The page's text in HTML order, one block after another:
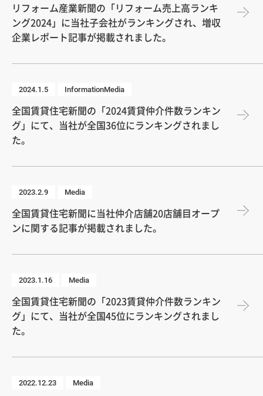
リフォーム産業新聞の「リフォーム売上高ランキ
ング2024」に当社子会社がランキングされ、増収
企業レポート記事が掲載されました。
2024.1.5 InformationMedia
全国賃貸住宅新聞の「2024賃貸仲介件数ランキン
グ」にて、当社が全国36位にランキングされまし
た。
2023.2.9 Media
全国賃貸住宅新聞に当社仲介店舗20店舗目オープ
ンに関する記事が掲載されました。
2023.1.16 Media
全国賃貸住宅新聞の「2023賃貸仲介件数ランキン
グ」にて、当社が全国45位にランキングされまし
た。
2022.12.23 Media